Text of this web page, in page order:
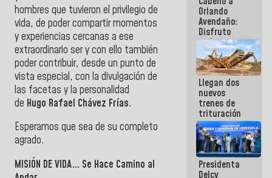
hombres que tuvieron el privilegio de
vida, de poder compartir momentos
y experiencias cercanas a ese
extraordinario ser y con ello también
poder contribuir, desde un punto de
vista especial, con la divulgación de
las facetas y la personalidad
de Hugo Rafael Chávez Frías.
Esperamos que sea de su completo
agrado.
MISIÓN DE VIDA… Se Hace Camino al
Orlando
Avendaño:
Disfruto
cada vez
que escribes
porque lo
que haces
es
embarrarla
Llegan dos
nuevos
trenes de
trituración
para
optimizar
manejo de
escombros
en La Guaira
Presidenta
Delcy